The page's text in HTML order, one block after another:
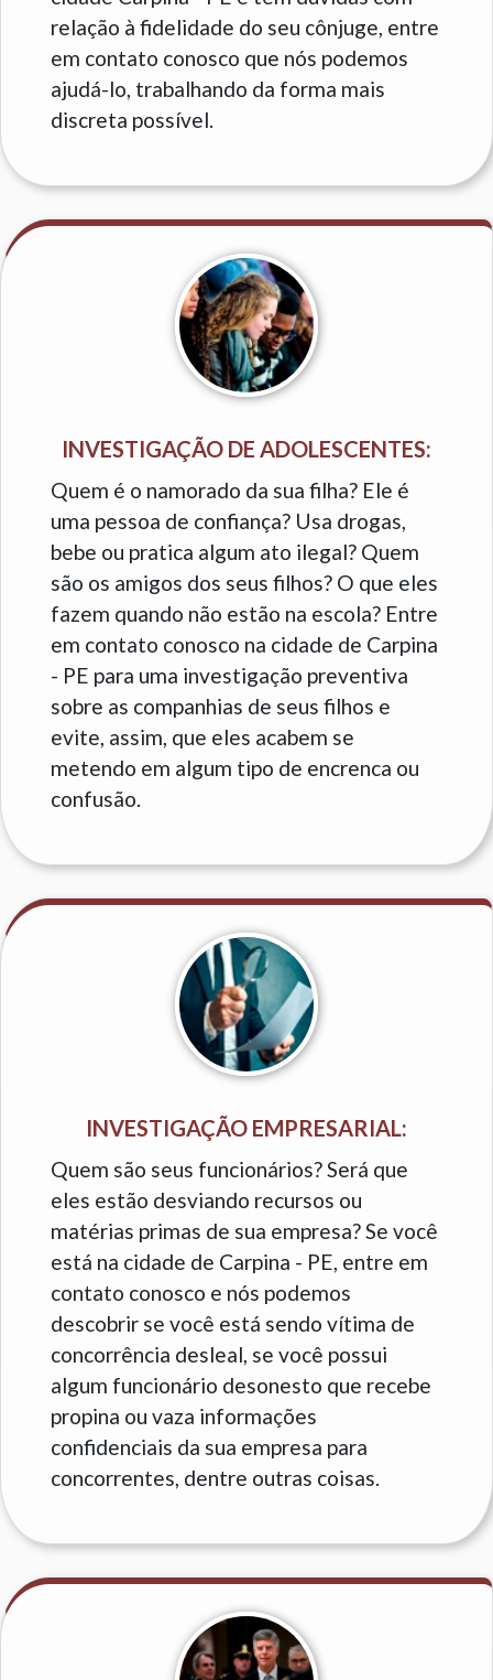
relação à fidelidade do seu cônjuge, entre
em contato conosco que nós podemos
ajudá-lo, trabalhando da forma mais
discreta possível.
INVESTIGAÇÃO DE ADOLESCENTES:
Quem é o namorado da sua filha? Ele é
uma pessoa de confiança? Usa drogas,
bebe ou pratica algum ato ilegal? Quem
são os amigos dos seus filhos? O que eles
fazem quando não estão na escola? Entre
em contato conosco na cidade de Carpina
- PE para uma investigação preventiva
sobre as companhias de seus filhos e
evite, assim, que eles acabem se
metendo em algum tipo de encrenca ou
confusão.
INVESTIGAÇÃO EMPRESARIAL:
Quem são seus funcionários? Será que
eles estão desviando recursos ou
matérias primas de sua empresa? Se você
está na cidade de Carpina - PE, entre em
contato conosco e nós podemos
descobrir se você está sendo vítima de
concorrência desleal, se você possui
algum funcionário desonesto que recebe
propina ou vaza informações
confidenciais da sua empresa para
concorrentes, dentre outras coisas.